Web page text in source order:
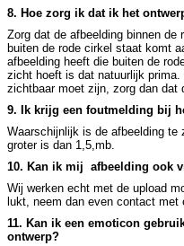
8. Hoe zorg ik dat ik het
Zorg dat de afbeelding binnen
buiten de rode cirkel staat komt
afbeelding heeft die buiten de
zicht hoeft is dat natuurlijk
zichtbaar moet zijn, zorg dan dat
9. Ik krijg een foutmelding bij
Waarschijnlijk is de afbeelding te
groter is dan 1,5,mb.
10. Kan ik mij afbeelding ook
Wij werken echt met de upload
lukt, neem dan even contact met
11. Kan ik een emoticon
ontwerp?